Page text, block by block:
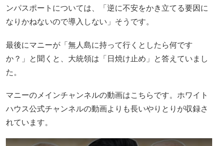
ンパスポートについては、「逆に不安をかき立てる要因に
なりかねないので導入しない」そうです。
最後にマニーが「無人島に持って行くとしたら何です
か？」と聞くと、大統領は「日焼け止め」と答えていまし
た。
マニーのメインチャンネルの動画はこちらです。ホワイト
ハウス公式チャンネルの動画よりも長いやりとりが収録さ
れています。